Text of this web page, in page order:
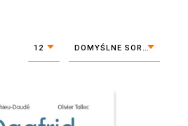
12 DOMYŚLNE SORTOWANIE